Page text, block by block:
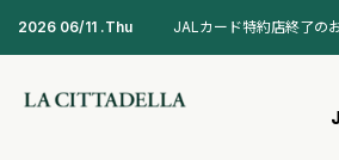
2026 06/11 .Thu JALカード特約店終了の